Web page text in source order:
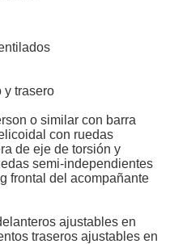
y trasero
o similar con barra
con ruedas
de eje de torsión y
semi-independientes
frontal del acompañante
ajustables en
traseros ajustables en